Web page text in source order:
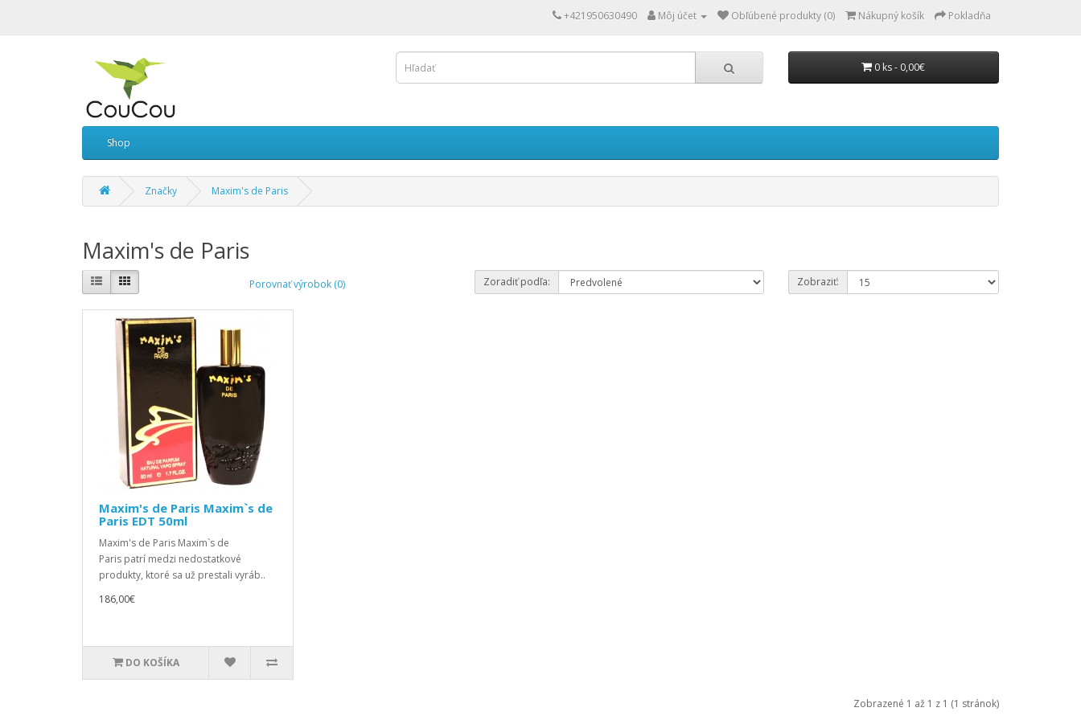
+421950630490 Môj účet Obľúbené produkty (0) Nákupný košík Pokladňa
0 ks - 0,00€
Shop
Značky Maxim's de Paris
Maxim's de Paris
Porovnať výrobok (0) Zoradiť podľa: Zobraziť:
Maxim's de Paris Maxim`s de
Paris EDT 50ml
Maxim's de Paris Maxim`s de
Paris patrí medzi nedostatkové
produkty, ktoré sa už prestali vyráb..
186,00€
DO KOŠÍKA
Zobrazené 1 až 1 z 1 (1 stránok)